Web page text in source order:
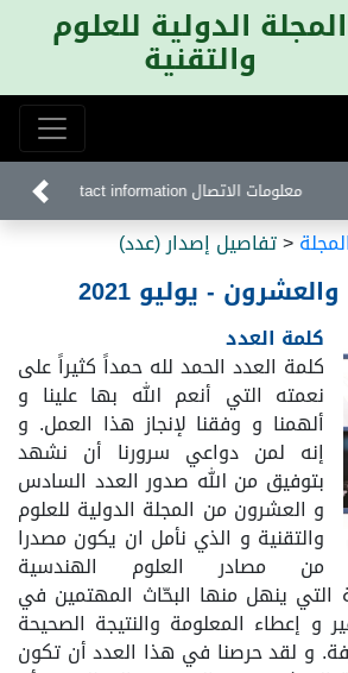
المجلة الدولية للعلوم
والتقنية
<تفاصيل إصدار (عدد)
- يوليو 2021
كلمة العدد
كلمة العدد الحمد لله حمداً كثيراً على
نعمته التي أنعم الله بها علينا و
ألهمنا و وفقنا لإنجاز هذا العمل. و
إنه لمن دواعي سرورنا أن نشهد
بتوفيق من الله صدور العدد السادس
و العشرون من المجلة الدولية للعلوم
والتقنية و الذي نأمل ان يكون مصدرا
من مصادر العلوم الهندسية
التي ينهل منها البحّاث المهتمين في
و إعطاء المعلومة والنتيجة الصحيحة
و لقد حرصنا في هذا العدد أن تكون